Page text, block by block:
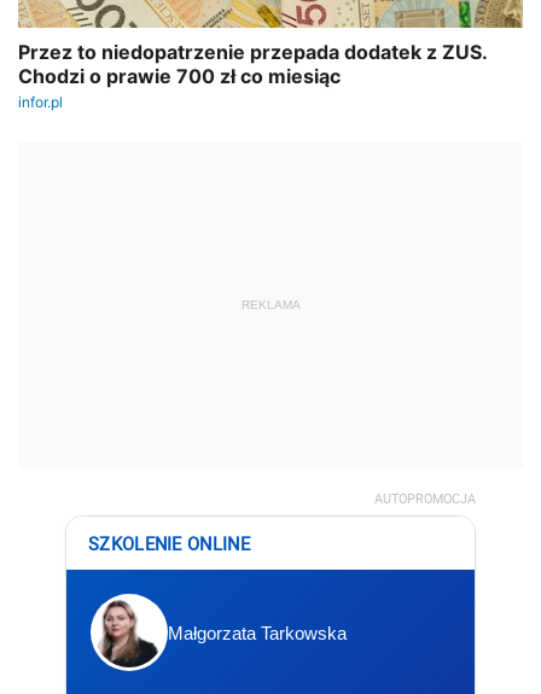
REKLAMA
AUTOPROMOCJA
SZKOLENIE ONLINE
Małgorzata Tarkowska